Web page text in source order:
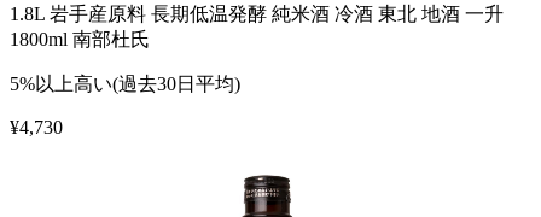
1.8L 岩手産原料 長期低温発酵 純米酒 冷酒 東北 地酒 一升
1800ml 南部杜氏
5%以上高い(過去30日平均)
¥4,730